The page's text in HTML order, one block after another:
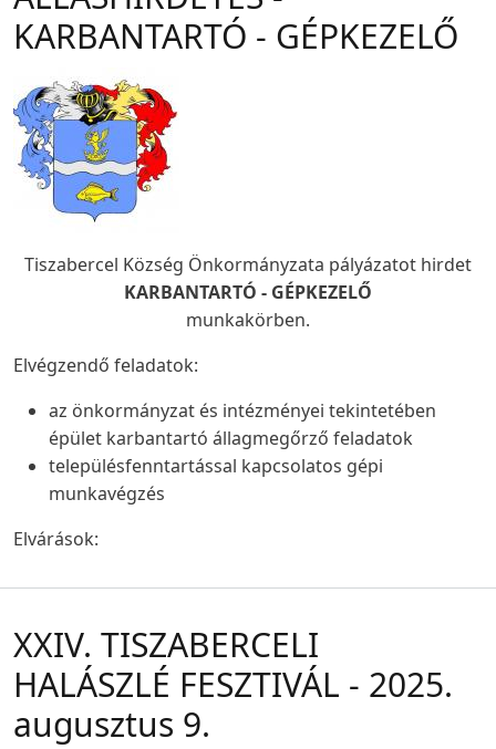
KARBANTARTÓ - GÉPKEZELŐ
Tiszabercel Község Önkormányzata pályázatot hirdet
KARBANTARTÓ - GÉPKEZELŐ
munkakörben.
Elvégzendő feladatok:
az önkormányzat és intézményei tekintetében
épület karbantartó állagmegőrző feladatok
településfenntartással kapcsolatos gépi
munkavégzés
Elvárások:
XXIV. TISZABERCELI
HALÁSZLÉ FESZTIVÁL - 2025.
augusztus 9.